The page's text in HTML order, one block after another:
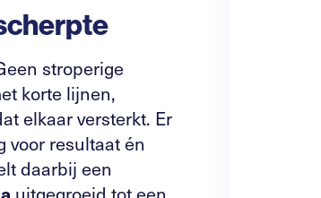
stroperige
korte lijnen,
elkaar versterkt. Er
voor resultaat én
daarbij een